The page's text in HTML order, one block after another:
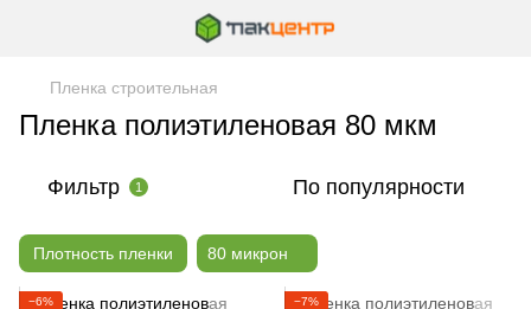
Пленка строительная
Пленка полиэтиленовая 80 мкм
Фильтр 1 По популярности
Плотность пленки 80 микрон
−6% −7%